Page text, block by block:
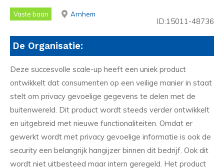
Vaste baan Arnhem
ID:15011-48736
De Organisatie:
Deze succesvolle scale-up heeft een uniek product
ontwikkelt dat consumenten op een veilige manier in staat
stelt om privacy gevoelige gegevens te delen met de
buitenwereld. Dit product wordt steeds verder ontwikkelt
en uitgebreid met nieuwe functionaliteiten. Omdat er
gewerkt wordt met privacy gevoelige informatie is ook de
security een belangrijk hangijzer binnen dit bedrijf. Ook dit
wordt niet uitbesteed maar intern geregeld. Het product